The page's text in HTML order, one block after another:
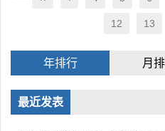
12 13
年排行 月
最近发表